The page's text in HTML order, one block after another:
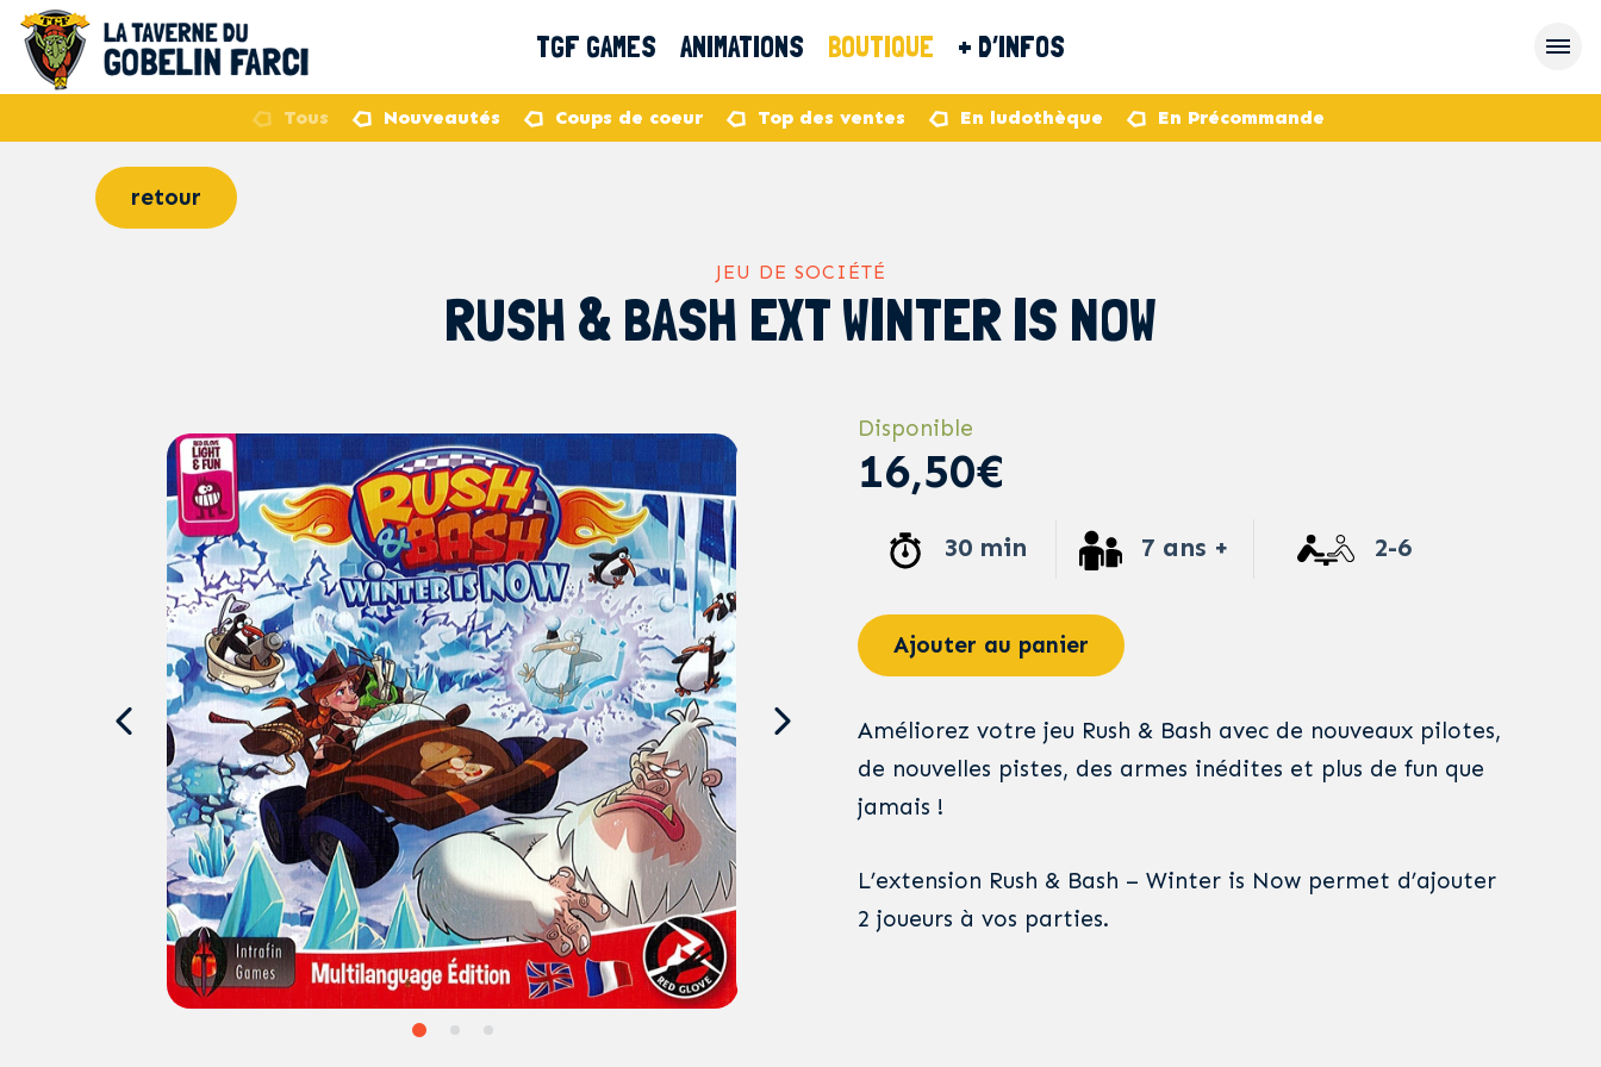
TGF GAMES ANIMATIONS BOUTIQUE + D’INFOS
Tous Nouveautés Coups de coeur Top des ventes En ludothèque En Précommande
retour
JEU DE SOCIÉTÉ
RUSH & BASH EXT WINTER IS NOW
Disponible
16,50€
30 min 7 ans + 2-6
Ajouter au panier
Améliorez votre jeu Rush & Bash avec de nouveaux pilotes,
de nouvelles pistes, des armes inédites et plus de fun que
jamais !
L’extension Rush & Bash – Winter is Now permet d’ajouter
2 joueurs à vos parties.